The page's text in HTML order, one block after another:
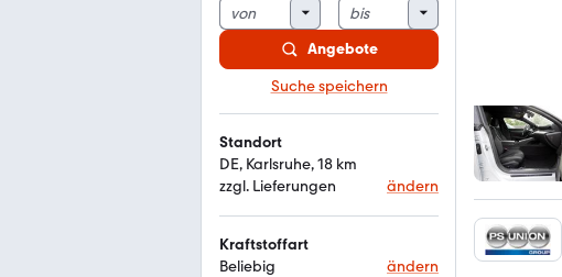
Angebote
Suche speichern
Standort
DE, Karlsruhe, 18 km
zzgl. Lieferungen
ändern
Kraftstoffart
Beliebig
ändern